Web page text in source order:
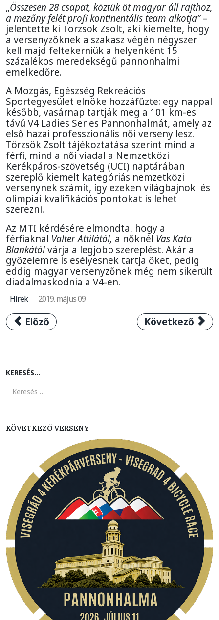
„Összesen 28 csapat, köztük öt magyar áll rajthoz,
a mezőny felét profi kontinentális team alkotja”–
jelentette ki Törzsök Zsolt, aki kiemelte, hogy
a versenyzőknek a szakasz végén négyszer
kell majd feltekerniük a helyenként 15
százalékos meredekségű pannonhalmi
emelkedőre.
A Mozgás, Egészség Rekreációs
Sportegyesület elnöke hozzáfűzte: egy nappal
később, vasárnap tartják meg a 101 km-es
távú V4 Ladies Series Pannonhalmát, amely az
első hazai professzionális női verseny lesz.
Törzsök Zsolt tájékoztatása szerint mind a
férfi, mind a női viadal a Nemzetközi
Kerékpáros-szövetség (UCI) naptárában
szereplő kiemelt kategóriás nemzetközi
versenynek számít, így ezeken világbajnoki és
olimpiai kvalifikációs pontokat is lehet
szerezni.
Az MTI kérdésére elmondta, hogy a
férfiaknál Valter Attilától, a nőknél Vas Kata
Blankátólvárja a legjobb szereplést. Akár a
győzelemre is esélyesnek tartja őket, pedig
eddig magyar versenyzőnek még nem sikerült
diadalmaskodnia a V4-en.
Hírek 2019. május 09
Előző cikk: V4 Kerékpárverseny 2019:
Előző Következő
Következő
KERESÉS...
KÖVETKEZŐ VERSENY